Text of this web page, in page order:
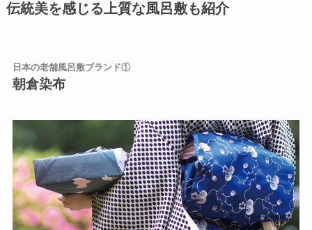
伝統美を感じる上質な風呂敷も紹介
日本の老舗風呂敷ブランド①
朝倉染布